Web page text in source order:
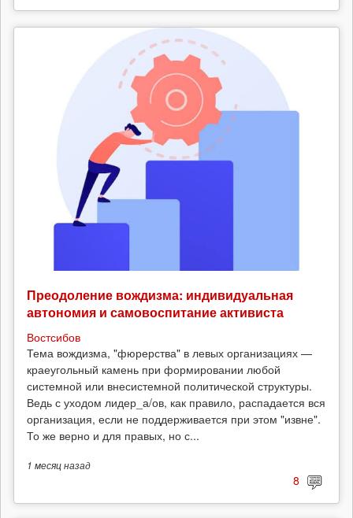
Преодоление вождизма: индивидуальная
автономия и самовоспитание активиста
Востсибов
Тема вождизма, "фюрерства" в левых организациях —
краеугольный камень при формировании любой
системной или внесистемной политической структуры.
Ведь с уходом лидер_а/ов, как правило, распадается вся
организация, если не поддерживается при этом "извне".
То же верно и для правых, но с...
1 месяцназад
8